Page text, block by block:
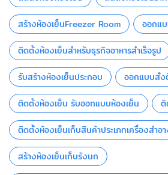
สร้างห้องเย็นFreezer Room
ออกแ
ติดตั้งห้องเย็นสำหรับธุรกิจอาหารสำเร็จรูป
รับสร้างห้องเย็นประกอบ
ออกแบบสั่ง
ติดตั้งห้องเย็น รับออกแบบห้องเย็น
ติ
ติดตั้งห้องเย็นเก็บสินค้าประเภทเครื่องสำอ
สร้างห้องเย็นเก็บรังนก